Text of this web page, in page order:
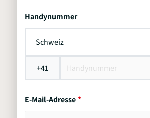
Handynummer
Schweiz
+41
E-Mail-Adresse